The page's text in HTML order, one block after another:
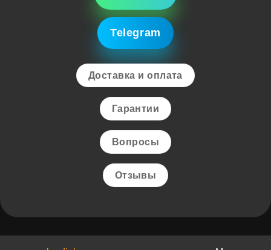
Telegram
Доставка и оплата
Гарантии
Вопросы
Отзывы